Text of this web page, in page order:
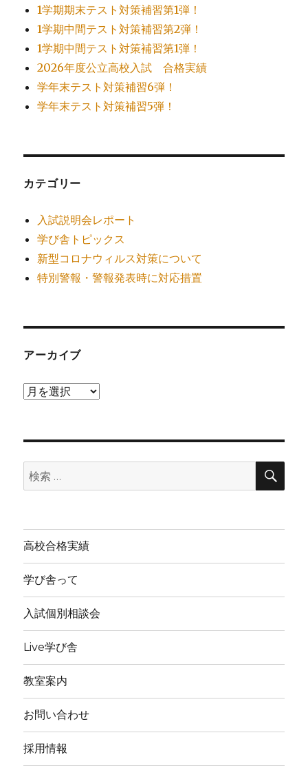
1学期期末テスト対策補習第1弾！
1学期中間テスト対策補習第2弾！
1学期中間テスト対策補習第1弾！
2026年度公立高校入試 合格実績
学年末テスト対策補習6弾！
学年末テスト対策補習5弾！
カテゴリー
入試説明会レポート
学び舎トピックス
新型コロナウィルス対策について
特別警報・警報発表時に対応措置
アーカイブ
ア
検
索:
検
高校合格実績
学び舎って
入試個別相談会
Live学び舎
教室案内
お問い合わせ
採用情報